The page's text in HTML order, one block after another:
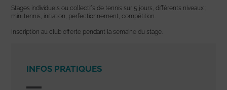
Stages individuels ou collectifs de tennis sur 5 jours, différents niveaux ;
mini tennis, initiation, perfectionnement, compétition.
Inscription au club offerte pendant la semaine du stage.
INFOS PRATIQUES